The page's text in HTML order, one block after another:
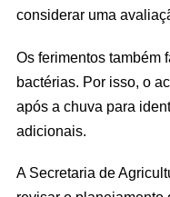
considerar uma
Os ferimentos também
bactérias. Por isso, o
após a chuva para
adicionais.
A Secretaria de